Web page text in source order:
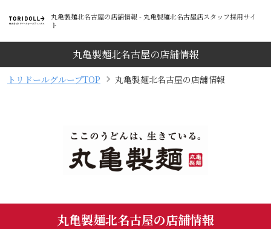
丸亀製麺北名古屋の店舗情報 - 丸亀製麺北名古屋店スタッフ採用サイ
ト
丸亀製麺北名古屋の店舗情報
トリドールグループTOP 丸亀製麺北名古屋の店舗情報
丸亀製麺北名古屋の店舗情報